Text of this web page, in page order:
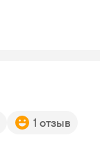
1 отзыв